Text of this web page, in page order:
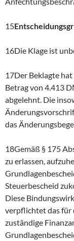
15
16Die Klage ist
17Der Beklagte
Betrag von 4.413
abgelehnt. Die
das
18Gemäß § 175
zu erlassen,
Steuerbescheid
Diese
verpflichtet das für
zuständige